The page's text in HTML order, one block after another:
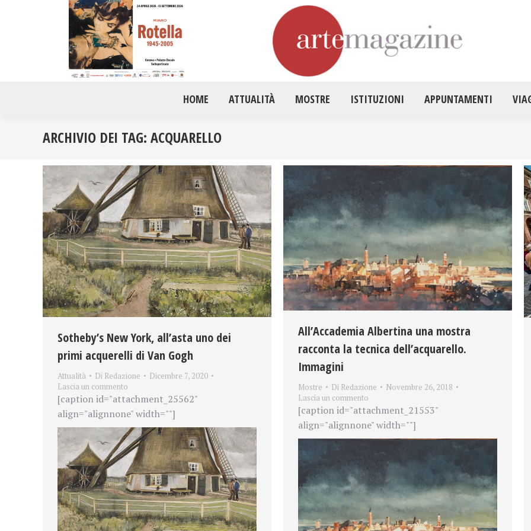
HOME ATTUALITÀ MOSTRE ISTITUZIONI APPUNTAMENTI
ARCHIVIO DEI TAG: ACQUARELLO
Sotheby’s New York, all’asta uno dei
primi acquerelli di Van Gogh
Attualità Di Redazione
Dicembre 7, 2020
Lascia un commento
[caption id="attachment_25562"
align="alignnone" width=""]
All’Accademia Albertina una mostra
racconta la tecnica dell’acquarello.
Immagini
Mostre Di Redazione
Novembre 26, 2018
Lascia un commento
[caption id="attachment_21553"
align="alignnone" width=""]
HOME